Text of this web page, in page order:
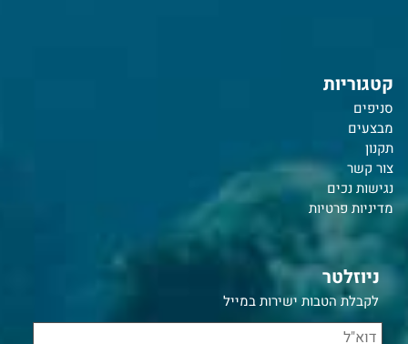
קטגוריות
סניפים
מבצעים
תקנון
צור קשר
נגישות נכים
מדיניות פרטיות
ניוזלטר
לקבלת הטבות ישירות במייל